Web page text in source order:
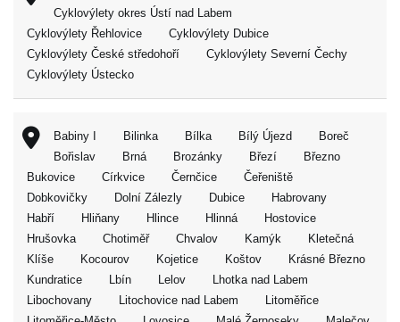
Cyklovýlety okres Ústí nad Labem
Cyklovýlety Řehlovice
Cyklovýlety Dubice
Cyklovýlety České středohoří
Cyklovýlety Severní Čechy
Cyklovýlety Ústecko
Babiny I Bilinka Bílka Bílý Újezd
Boreč
Bořislav
Brná Brozánky Březí
Březno
Bukovice
Církvice Černčice
Čeřeniště
Dobkovičky
Dolní Zálezly Dubice
Habrovany
Habří
Hliňany Hlince Hlinná
Hostovice
Hrušovka
Chotiměř Chvalov Kamýk
Kletečná
Klíše
Kocourov Kojetice Koštov
Krásné Březno
Kundratice
Lbín Lelov
Lhotka nad Labem
Libochovany
Litochovice nad Labem
Litoměřice